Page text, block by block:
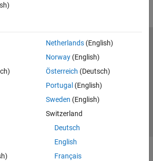
Netherlands(English)
Norway(English)
Österreich (Deutsch)
Portugal (English)
Sweden (English)
Switzerland
Deutsch
English
Français
Datenschutz-Richtlinien
Status von Anwendungen
MathWorks, Inc.
Website auswählen
Deutschland